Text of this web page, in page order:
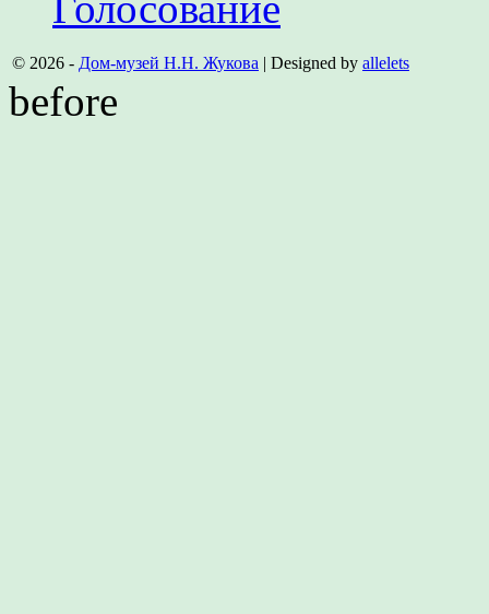
© 2026 - Дом-музей Н.Н. Жукова | Designed by allelets
before